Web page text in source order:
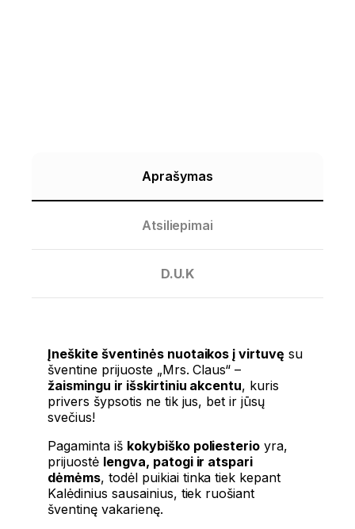
Aprašymas
Atsiliepimai
D.U.K
Įneškite šventinės nuotaikos į virtuvę su
šventine prijuoste „Mrs. Claus“ –
žaismingu ir išskirtiniu akcentu, kuris
privers šypsotis ne tik jus, bet ir jūsų
svečius!
Pagaminta iš kokybiško poliesterio yra,
prijuostė lengva, patogi ir atspari
dėmėms, todėl puikiai tinka tiek kepant
Kalėdinius sausainius, tiek ruošiant
šventinę vakarienę.